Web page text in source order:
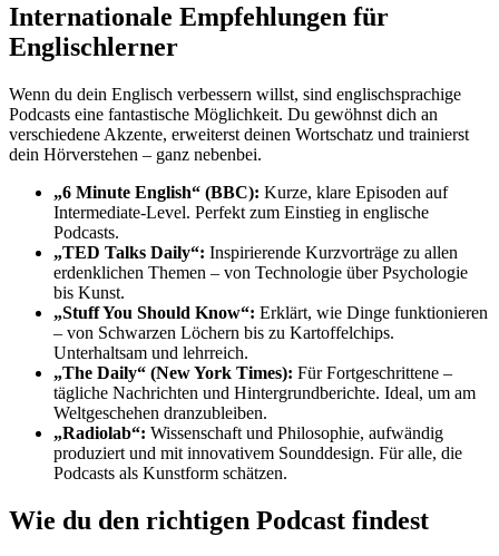
Internationale Empfehlungen für
Englischlerner
Wenn du dein Englisch verbessern willst, sind englischsprachige
Podcasts eine fantastische Möglichkeit. Du gewöhnst dich an
verschiedene Akzente, erweiterst deinen Wortschatz und trainierst
dein Hörverstehen – ganz nebenbei.
„6 Minute English“ (BBC): Kurze, klare Episoden auf
Intermediate-Level. Perfekt zum Einstieg in englische
Podcasts.
„TED Talks Daily“: Inspirierende Kurzvorträge zu allen
erdenklichen Themen – von Technologie über Psychologie
bis Kunst.
„Stuff You Should Know“: Erklärt, wie Dinge funktionieren
– von Schwarzen Löchern bis zu Kartoffelchips.
Unterhaltsam und lehrreich.
„The Daily“ (New York Times): Für Fortgeschrittene –
tägliche Nachrichten und Hintergrundberichte. Ideal, um am
Weltgeschehen dranzubleiben.
„Radiolab“: Wissenschaft und Philosophie, aufwändig
produziert und mit innovativem Sounddesign. Für alle, die
Podcasts als Kunstform schätzen.
Wie du den richtigen Podcast findest